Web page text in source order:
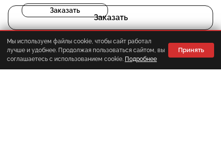
Заказать
Заказать
Главная Корзина Меню
Мы используем файлы cookie, чтобы сайт работал
лучше и удобнее. Продолжая пользоваться сайтом, вы
соглашаетесь с использованием cookie. Подробнее
Принять